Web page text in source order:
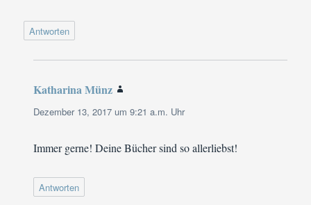
Antworten
Katharina Münz
Dezember 13, 2017 um 9:21 a.m. Uhr
Immer gerne! Deine Bücher sind so allerliebst!
Antworten